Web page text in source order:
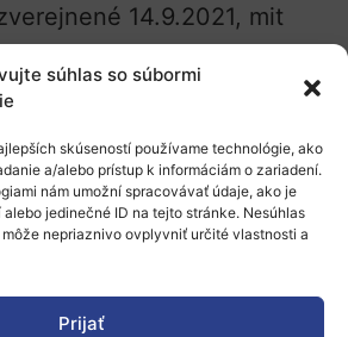
súhlas so súbormi
skúseností používame technológie, ako
a/alebo prístup k informáciám o zariadení.
nám umožní spracovávať údaje, ako je
jedinečné ID na tejto stránke. Nesúhlas
nepriaznivo ovplyvniť určité vlastnosti a
Prijať
14.9.2021, mit
aj na portali EK –
Opportunities v sekcii
and calls for third parties“
for WOMEN-LED
in RHC solutions
: Scaling-up the